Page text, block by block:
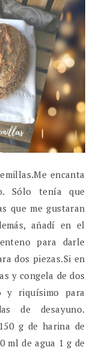
encanta
Sólo tenía que
que me gustaran
añadí en el
para darle
dos piezas.Si en
y congela de dos
y riquísimo para
de desayuno.
g de harina de
ml de agua 1 g de